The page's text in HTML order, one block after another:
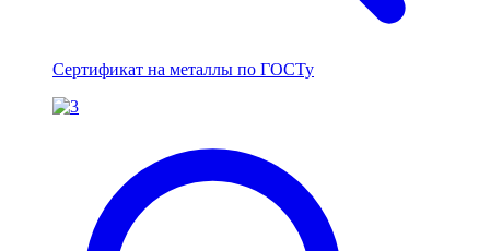
Сертификат на металлы по ГОСТу